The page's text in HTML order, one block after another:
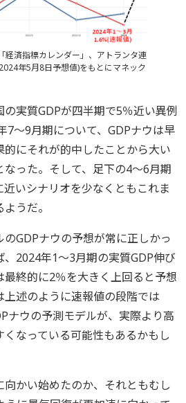
経済指標カレンダー」、アトランタ連
年5月8日予想値)をもとにマネック
の実質GDPが四半期で5％近い異例
7～9月期について、GDPナウは早
にそれが的中したことから大い
った。そして、足下の4～6月期
いシナリオを少なくともこれま
うだ。
GDPナウの予想が常に正しかっ
2024年1～3月期の実質GDP伸び
最終的に2％を大きく上回ると予想
上述のように速報値の段階では
ナウの予測モデルが、実際より高
なっている可能性もあるかもし
かい始めたのか、それともむし